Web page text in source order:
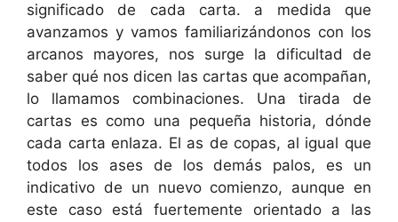
significado de cada carta. a medida que
avanzamos y vamos familiarizándonos con los
arcanos mayores, nos surge la dificultad de
saber qué nos dicen las cartas que acompañan,
lo llamamos combinaciones. Una tirada de
cartas es como una pequeña historia, dónde
cada carta enlaza. El as de copas, al igual que
todos los ases de los demás palos, es un
indicativo de un nuevo comienzo, aunque en
este caso está fuertemente orientado a las